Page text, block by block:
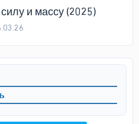
и массу (2025)